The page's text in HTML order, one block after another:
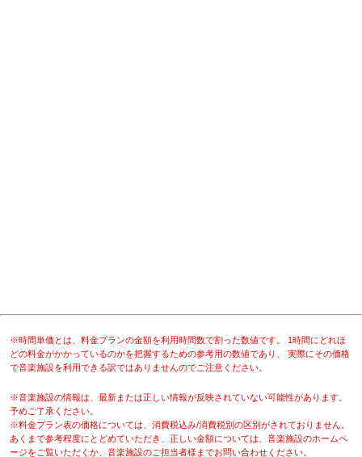
※時間単価とは、料金プランの金額を利用時間数で割った数値です。 1時間にどれほ
どの料金がかかっているのかを把握するための参考用の数値であり、 実際にその価格
で音楽施設を利用できる訳ではありませんのでご注意ください。
※音楽施設の情報は、最新または正しい情報が反映されていない可能性があります。
予めご了承ください。
※料金プラン表の価格については、消費税込み/消費税別の区別がされておりません。
あくまで参考程度にとどめていただき、正しい金額については、音楽施設のホームペ
ージをご覧いただくか、音楽施設のご担当者様までお問い合わせください。